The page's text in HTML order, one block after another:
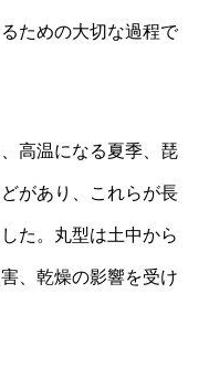
ための大切な過程で
高温になる夏季、琵
があり、これらが長
た。丸型は土中から
、乾燥の影響を受け